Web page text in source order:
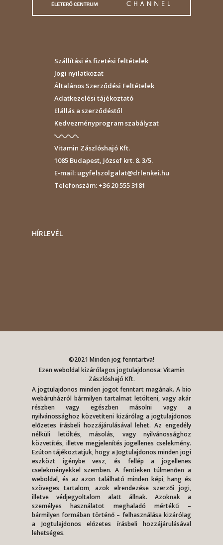
Szállítási és fizetési feltételek
Jogi nyilatkozat
Általános Szerződési Feltételek
Adatkezelési tájékoztató
Elállás a szerződéstől
Kedvezményprogram szabályzat
Vitamin Zászlóshajó Kft.
1085Budapest, József krt. 8. 3/5.
E-mail:ugyfelszolgalat@drlenkei.hu
Telefonszám:+36 20 555 3181
HÍRLEVÉL
©2021 Minden jog fenntartva!
Ezen weboldal kizárólagos jogtulajdonosa: Vitamin
Zászlóshajó Kft.
A jogtulajdonos minden jogot fenntart magának. A bio
webáruházról bármilyen tartalmat letölteni, vagy akár
részben vagy egészben másolni vagy a
nyilvánossághoz közvetíteni kizárólag a jogtulajdonos
előzetes írásbeli hozzájárulásával lehet. Az engedély
nélküli letöltés, másolás, vagy nyilvánossághoz
közvetítés, illetve megjelenítés jogellenes cselekmény.
Ezúton tájékoztatjuk, hogy a Jogtulajdonos minden jogi
eszközt igénybe vesz, és fellép a jogellenes
cselekményekkel szemben. A fentieken túlmenően a
weboldal, és az azon található minden képi, hang és
szöveges tartalom, azok elrendezése szerzői jogi,
illetve védjegyoltalom alatt állnak. Azoknak a
személyes használatot meghaladó mértékű –
bármilyen formában történő – felhasználása kizárólag
a Jogtulajdonos előzetes írásbeli hozzájárulásával
lehetséges.